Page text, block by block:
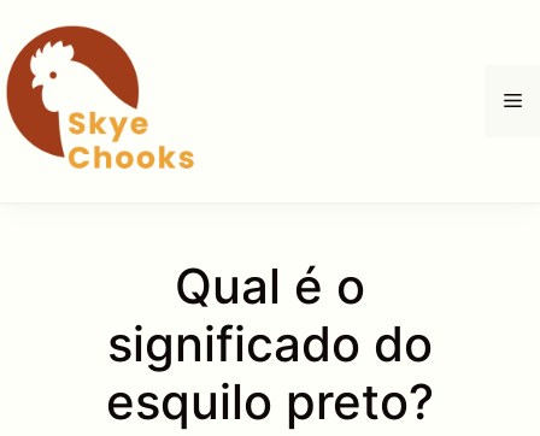
para
o
conteúdo
Qual é o
significado do
esquilo preto?